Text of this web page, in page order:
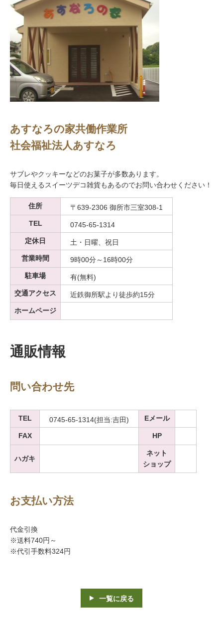
あすなろの家共働作業所
社会福祉法人あすなろ
サブレやクッキーなどのお菓子が多数あります。
毎日使えるスイーツデコ雑貨もあるのでお問い合わせください！
住所
〒639-2306 御所市三室308-1
TEL
0745-65-1314
定休日
土・日曜、祝日
営業時間
9時00分～16時00分
駐車場
有(無料)
交通アクセス
近鉄御所駅より徒歩約15分
ホームページ
通販情報
問い合わせ先
TEL 0745-65-1314(担当:吉田) Eメール
FAX HP
ハガキ
ネット
ショップ
お支払い方法
代金引換
※送料740円～
※代引手数料324円
一覧に戻る